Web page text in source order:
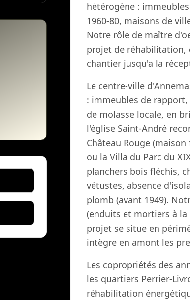
hétérogène :
1960-80, maisons de
Notre rôle de maître
projet de réhabilitation,
chantier jusqu'a la
Le centre-ville
: immeubles de
de molasse locale, en
l'église Saint-André
Château Rouge
ou la Villa du Parc du
planchers bois fléchis,
vétustes, absence
plomb (avant 1949).
(enduits et mortiers à la
projet se situe en
intègre en amont les
Les copropriétés des
les quartiers Perrier-
réhabilitation